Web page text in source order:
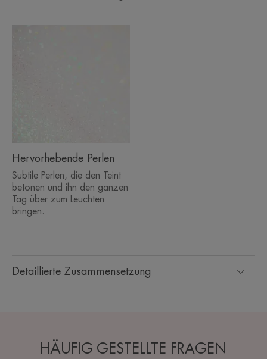
Detaillierte Zusammensetzung
Hervorhebende Perlen
Subtile Perlen, die den Teint
betonen und ihn den ganzen
Tag über zum Leuchten
bringen.
HÄUFIG GESTELLTE FRAGEN